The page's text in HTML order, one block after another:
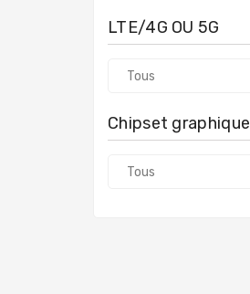
LTE/4G OU 5G
Chipset graphique